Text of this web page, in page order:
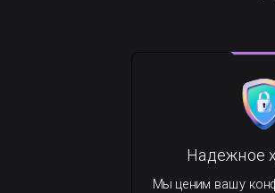
Надежное
Мы ценим вашу